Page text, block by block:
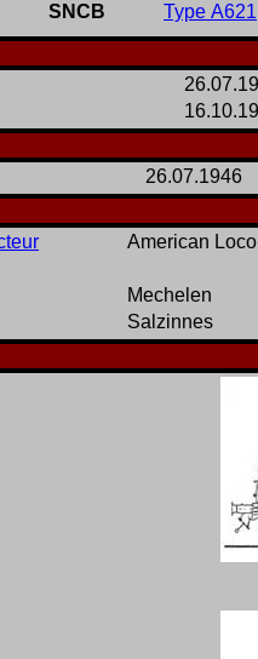
SNCB Type A621
26.07.1946
American
Mechelen
Salzinnes